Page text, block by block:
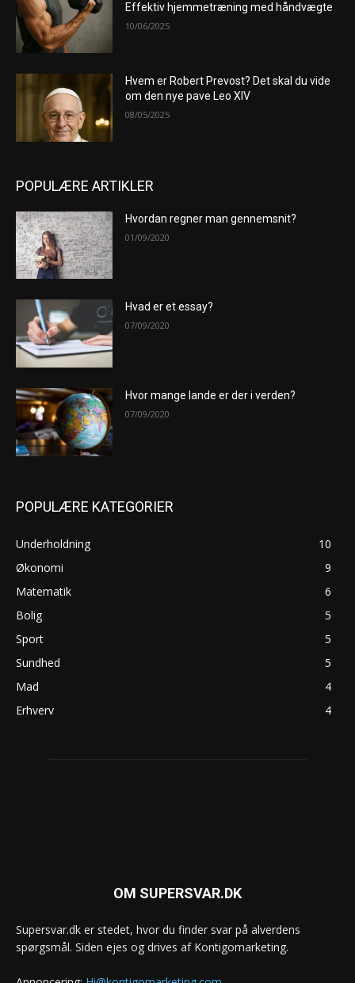
Effektiv hjemmetræning med håndvægte
10/06/2025
Hvem er Robert Prevost? Det skal du vide
om den nye pave Leo XIV
08/05/2025
POPULÆRE ARTIKLER
Hvordan regner man gennemsnit?
01/09/2020
Hvad er et essay?
07/09/2020
Hvor mange lande er der i verden?
07/09/2020
POPULÆRE KATEGORIER
Underholdning
10
Økonomi
9
Matematik
6
Bolig
5
Sport
5
Sundhed
5
Mad
4
Erhverv
4
OM SUPERSVAR.DK
Supersvar.dk er stedet, hvor du finder svar på alverdens
spørgsmål. Siden ejes og drives af Kontigomarketing.